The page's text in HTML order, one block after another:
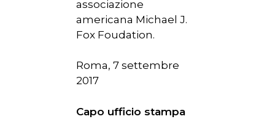
associazione
americana Michael J.
Fox Foudation.
Roma, 7 settembre
2017
Capo ufficio stampa